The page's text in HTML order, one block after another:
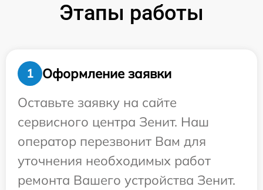
Этапы работы
1
Оформление заявки
Оставьте заявку на сайте
сервисного центра Зенит. Наш
оператор перезвонит Вам для
уточнения необходимых работ
ремонта Вашего устройства Зенит.